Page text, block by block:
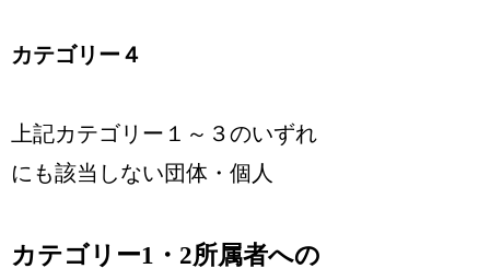
カテゴリー４
上記カテゴリー１～３のいずれ
にも該当しない団体・個人
カテゴリー1・2所属者への